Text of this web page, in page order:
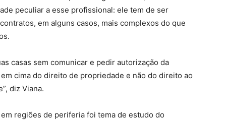
peculiar a esse profissional: ele tem de ser
em alguns casos, mais complexos do que
casas sem comunicar e pedir autorização da
cima do direito de propriedade e não do direito ao
diz Viana.
regiões de periferia foi tema de estudo do